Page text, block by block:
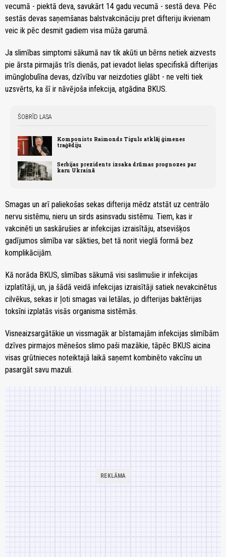
vecumā - piektā deva, savukārt 14 gadu vecumā - sestā deva. Pēc
sestās devas saņemšanas balstvakcināciju pret difteriju ikvienam
veic ik pēc desmit gadiem visa mūža garumā.
Ja slimības simptomi sākumā nav tik akūti un bērns netiek aizvests
pie ārsta pirmajās trīs dienās, pat ievadot lielas specifiskā difterijas
imūnglobulīna devas, dzīvību var neizdoties glābt - ne velti tiek
uzsvērts, ka šī ir nāvējoša infekcija, atgādina BKUS.
ŠOBRĪD LASA
Komponists Raimonds Tiguls atklāj ģimenes
traģēdiju
Serbijas prezidents izsaka drūmas prognozes par
karu Ukrainā
Smagas un arī paliekošas sekas difterija mēdz atstāt uz centrālo
nervu sistēmu, nieru un sirds asinsvadu sistēmu. Tiem, kas ir
vakcinēti un saskārušies ar infekcijas izraisītāju, atsevišķos
gadījumos slimība var sākties, bet tā norit vieglā formā bez
komplikācijām.
Kā norāda BKUS, slimības sākumā visi saslimušie ir infekcijas
izplatītāji, un, ja šādā veidā infekcijas izraisītāji satiek nevakcinētus
cilvēkus, sekas ir ļoti smagas vai letālas, jo difterijas baktērijas
toksīni izplatās visās organisma sistēmās.
Visneaizsargātākie un vissmagāk ar bīstamajām infekcijas slimībām
dzīves pirmajos mēnešos slimo paši mazākie, tāpēc BKUS aicina
visas grūtnieces noteiktajā laikā saņemt kombinēto vakcīnu un
pasargāt savu mazuli.